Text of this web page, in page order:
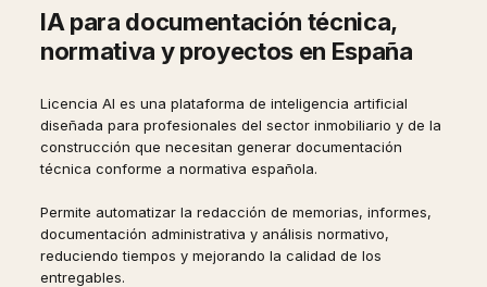
IA para documentación técnica,
normativa y proyectos en España
Licencia AI es una plataforma de inteligencia artificial
diseñada para profesionales del sector inmobiliario y de la
construcción que necesitan generar documentación
técnica conforme a normativa española.
Permite automatizar la redacción de memorias, informes,
documentación administrativa y análisis normativo,
reduciendo tiempos y mejorando la calidad de los
entregables.